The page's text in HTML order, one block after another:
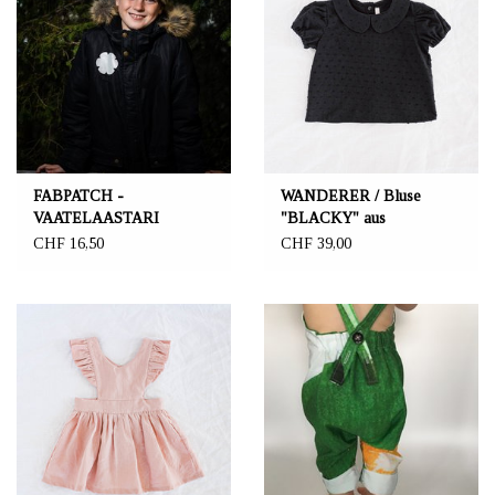
FABPATCH -
VAATELAASTARI
FabPatch 4er Set "Loisto"
CHF 16,50
WANDERER / Bluse
"BLACKY" aus
Baumwolle
CHF 39,00